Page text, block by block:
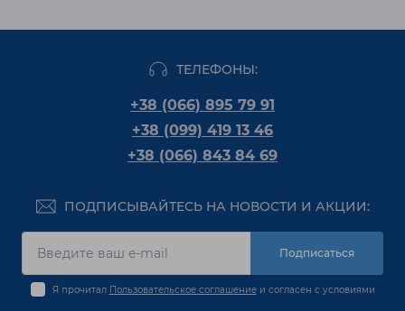
ТЕЛЕФОНЫ:
+38 (066) 895 79 91
+38 (099) 419 13 46
+38 (066) 843 84 69
ПОДПИСЫВАЙТЕСЬ НА НОВОСТИ И АКЦИИ:
Подписаться
Я прочитал Пользовательское соглашениеи согласен с условиями